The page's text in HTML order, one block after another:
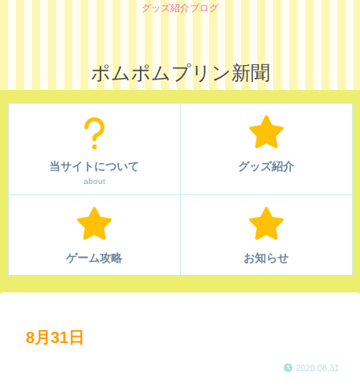
グッズ紹介ブログ
ポムポムプリン新聞
当サイトについて
about
グッズ紹介
ゲーム攻略 お知らせ
8月31日
2020.08.31